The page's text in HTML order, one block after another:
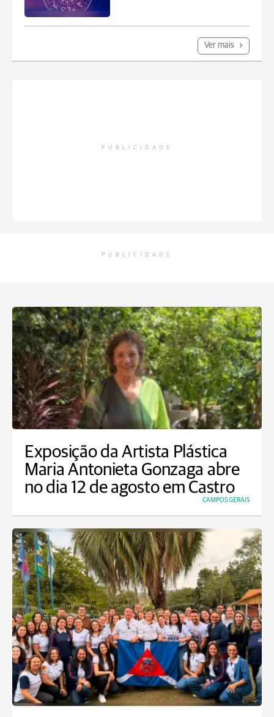
Ver mais
PUBLICIDADE
PUBLICIDADE
Exposição da Artista Plástica
Maria Antonieta Gonzaga abre
no dia 12 de agosto em Castro
CAMPOS GERAIS